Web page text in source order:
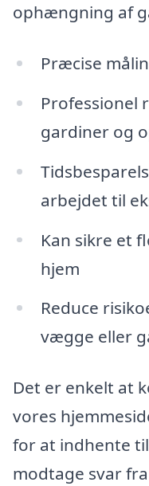
ophængning af
Præcise
Professionel
gardiner og
arbejdet til
Kan sikre et
hjem
Reduce
vægge eller
Det er enkelt at
vores
for at indhente
modtage svar